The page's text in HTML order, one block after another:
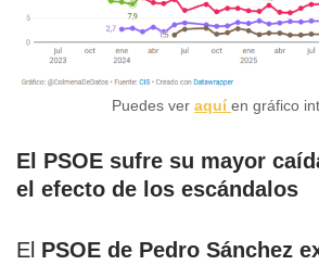
Puedes ver aquíen gráfico
El PSOE sufre su mayor
el efecto de los escándalos
El PSOE de Pedro Sánchez